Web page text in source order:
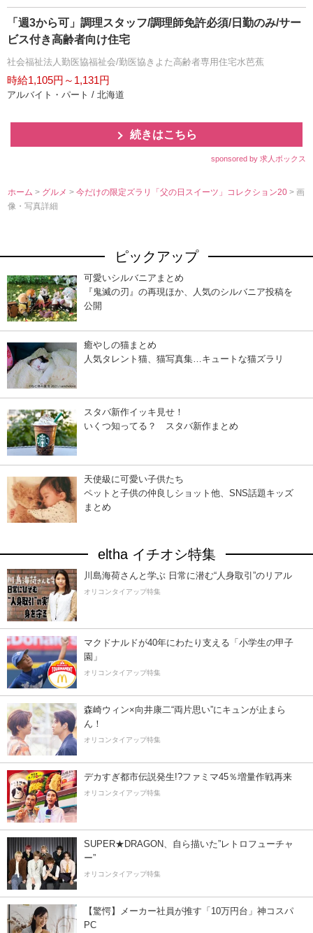
「週3から可」調理スタッフ/調理師免許必須/日勤のみ/サー
ビス付き高齢者向け住宅
社会福祉法人勤医協福祉会/勤医協きよた高齢者専用住宅水芭蕉
時給1,105円～1,131円
アルバイト・パート / 北海道
続きはこちら
sponsored by 求人ボックス
ホーム > グルメ>今だけの限定ズラリ「父の日スイーツ」コレクション20> 画
像・写真詳細
ピックアップ
可愛いシルバニアまとめ
『鬼滅の刃』の再現ほか、人気のシルバニア投稿を
公開
癒やしの猫まとめ
人気タレント猫、猫写真集…キュートな猫ズラリ
スタバ新作イッキ見せ！
いくつ知ってる？ スタバ新作まとめ
天使級に可愛い子供たち
ペットと子供の仲良しショット他、SNS話題キッズ
まとめ
eltha イチオシ特集
川島海荷さんと学ぶ 日常に潜む“人身取引”のリアル
オリコンタイアップ特集
マクドナルドが40年にわたり支える「小学生の甲子
園」
オリコンタイアップ特集
森崎ウィン×向井康二“両片思い”にキュンが止まら
ん！
オリコンタイアップ特集
デカすぎ都市伝説発生!?ファミマ45％増量作戦再来
オリコンタイアップ特集
SUPER★DRAGON、自ら描いた”レトロフューチャ
ー”
オリコンタイアップ特集
【驚愕】メーカー社員が推す「10万円台」神コスパ
PC